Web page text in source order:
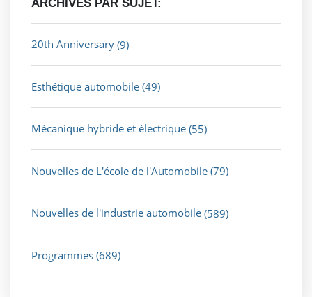
20th Anniversary (9)
Esthétique automobile (49)
Mécanique hybride et électrique (55)
Nouvelles de L'école de l'Automobile (79)
Nouvelles de l'industrie automobile (589)
Programmes (689)